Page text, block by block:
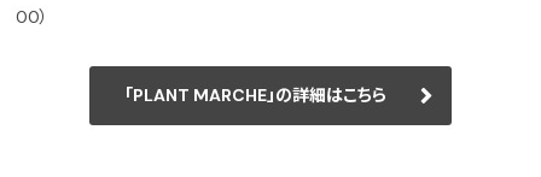
00）
「PLANT MARCHE」の詳細はこちら